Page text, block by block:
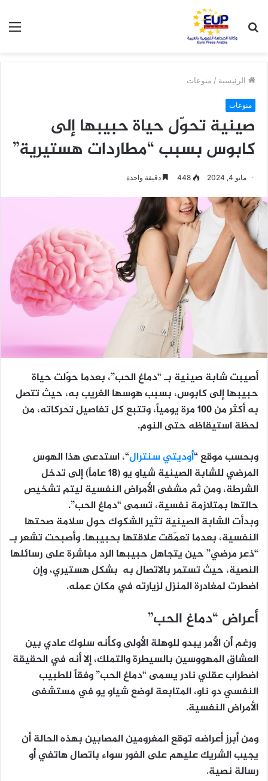
عن
الرئيسية / منوعات
منوعات
صينية تحوّل حياة حبيبها إلى
كابوس بسبب “مطاردات هستيرية”
مايو 4, 2024 448 دقيقة واحدة
أصيبت شابة صينية بـ “دماغ الحب”، بعدما حوّلت حياة
حبيبها إلى كابوس، بسبب هوسها الغريب به، حيث تتصل
به أكثر من 100 مرة يومياً، وتتبع كل تفاصيل تحركاته، من
لحظة استيقاظه حتى النوم.
وبحسب موقع “أوديتي سنترال“، استدعى هذا الهوس
المرضي للشابة الصينية شياو يو (18 عاماً) إلى تدخل
الشرطة، ومن ثم مشفى الأمراض النفسية ليتم تشخيص
حالتها بمتلازمة نفسية، تسمى “دماغ الحب”.
وبدأت الشابة الصينية تثير الشكوك حول سلامة صحتها
النفسية، بعدما تعمّقت علاقتها بحبيبها. وأصبحت تشعر بـ
“ذعر مرضي” حين يتجاهل حبيبها الرد مباشرة على رسائلها
النصية، حيث تستمر بالاتصال به بشكل هستيري، وإن
اضطرت لمغادرة المنزل لزيارته في مكان عمله.
أعراض “دماغ الحب”
ورغم أن الأمر يبدو للوهلة الأولى وكأنه سلوك عادي بين
العشاق المهووسين بالسيطرة والتملك، إلا أنه في الحقيقة
اضطراب عقلي نادر يسمى “دماغ الحب” وفقاً للطبيب
النفسي دو ناو، المتابعة لوضع شياو يو في مستشفى
الأمراض النفسية.
ومن أبرز أعراضه توقع المغرومين المصابين بهذه الحالة أن
يجيب الشريك عليهم على الفور سواء باتصال هاتفي أو
رسالة نصية.